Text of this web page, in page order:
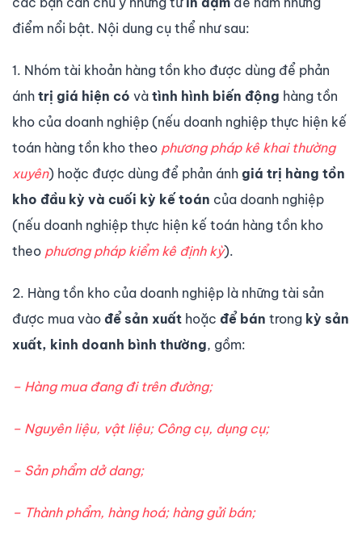
điểm nổi bật. Nội dung cụ thể như sau:
1. Nhóm tài khoản hàng tồn kho được dùng để phản
ánh trị giá hiện có và tình hình biến động hàng tồn
kho của doanh nghiệp (nếu doanh nghiệp thực hiện kế
toán hàng tồn kho theo phương pháp kê khai thường
xuyên) hoặc được dùng để phản ánh giá trị hàng tồn
kho đầu kỳ và cuối kỳ kế toán của doanh nghiệp
(nếu doanh nghiệp thực hiện kế toán hàng tồn kho
theo phương pháp kiểm kê định kỳ).
2. Hàng tồn kho của doanh nghiệp là những tài sản
được mua vào để sản xuất hoặc để bán trong kỳ sản
xuất, kinh doanh bình thường, gồm:
– Hàng mua đang đi trên đường;
– Nguyên liệu, vật liệu; Công cụ, dụng cụ;
– Sản phẩm dở dang;
– Thành phẩm, hàng hoá; hàng gửi bán;